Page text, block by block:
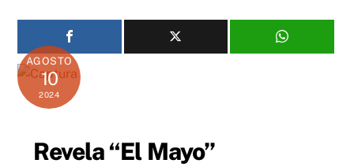
AGOSTO
10
2024
Revela “El Mayo”